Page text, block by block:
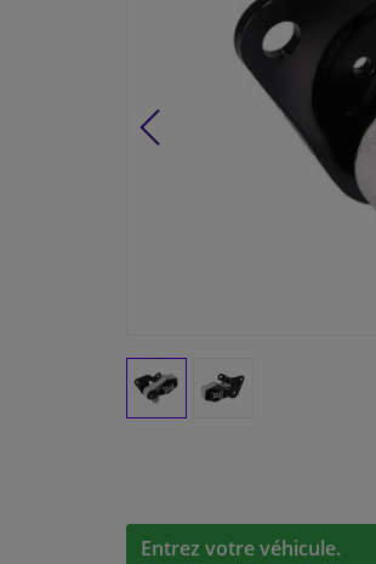
Entrez votre véhicule.